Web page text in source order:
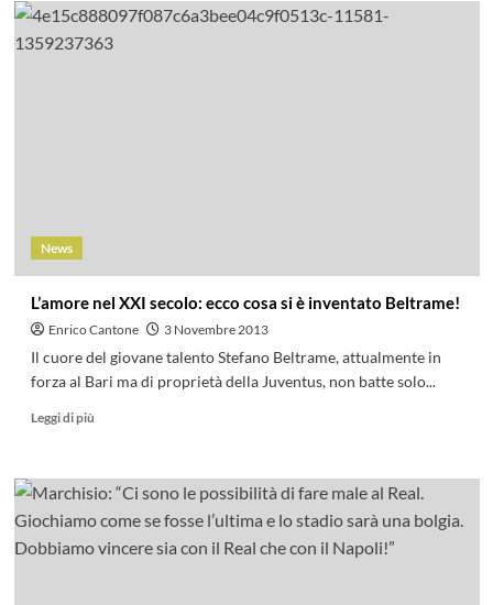
News
L’amore nel XXI secolo: ecco cosa si è inventato Beltrame!
Enrico Cantone 3 Novembre 2013
Il cuore del giovane talento Stefano Beltrame, attualmente in
forza al Bari ma di proprietà della Juventus, non batte solo...
Leggi di più